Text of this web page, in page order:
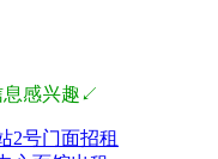
息感兴趣↙
2号门面招租